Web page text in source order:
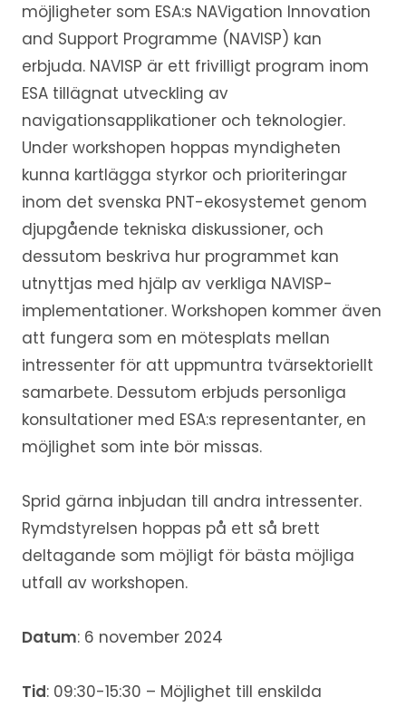
möjligheter som ESA:s NAVigation Innovation
and Support Programme (NAVISP) kan
erbjuda. NAVISP är ett frivilligt program inom
ESA tillägnat utveckling av
navigationsapplikationer och teknologier.
Under workshopen hoppas myndigheten
kunna kartlägga styrkor och prioriteringar
inom det svenska PNT-ekosystemet genom
djupgående tekniska diskussioner, och
dessutom beskriva hur programmet kan
utnyttjas med hjälp av verkliga NAVISP-
implementationer. Workshopen kommer även
att fungera som en mötesplats mellan
intressenter för att uppmuntra tvärsektoriellt
samarbete. Dessutom erbjuds personliga
konsultationer med ESA:s representanter, en
möjlighet som inte bör missas.
Sprid gärna inbjudan till andra intressenter.
Rymdstyrelsen hoppas på ett så brett
deltagande som möjligt för bästa möjliga
utfall av workshopen.
Datum: 6 november 2024
Tid: 09:30-15:30 – Möjlighet till enskilda